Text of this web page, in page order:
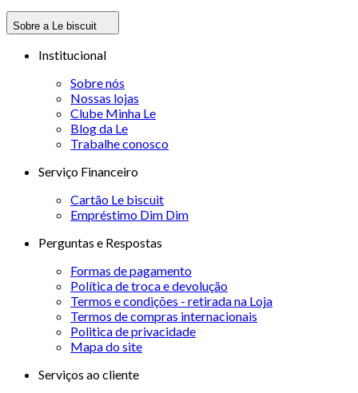
Sobre a Le biscuit
Institucional
Sobre nós
Nossas lojas
Clube Minha Le
Blog da Le
Trabalhe conosco
Serviço Financeiro
Cartão Le biscuit
Empréstimo Dim Dim
Perguntas e Respostas
Formas de pagamento
Política de troca e devolução
Termos e condições - retirada na Loja
Termos de compras internacionais
Politica de privacidade
Mapa do site
Serviços ao cliente